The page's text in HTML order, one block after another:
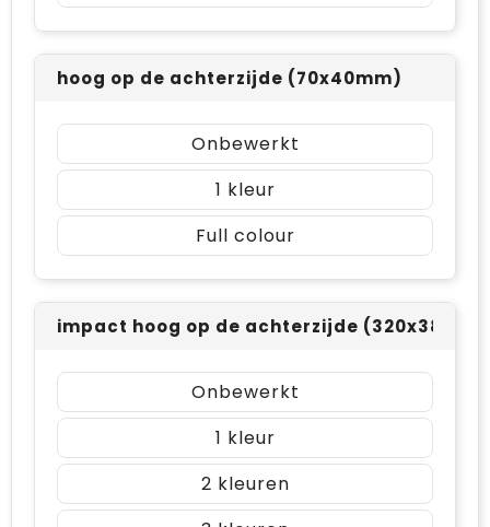
hoog op de achterzijde (70x40mm)
Onbewerkt
1
Full colour
impact hoog op de achterzijde
Onbewerkt
1
2